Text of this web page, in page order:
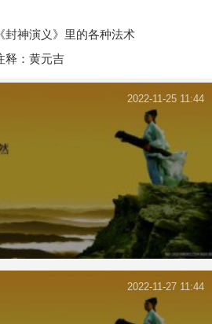
封神演义》里的各种法术
释：黄元吉
2022-11-25 11:44
2022-11-27 11:44